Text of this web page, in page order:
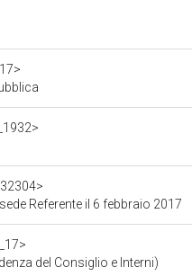
Referente il 6 febbraio 2017
del Consiglio e Interni)